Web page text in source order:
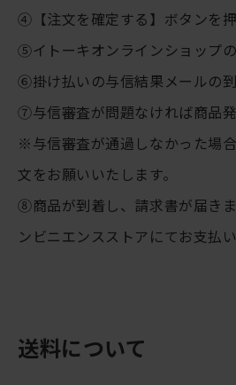
④【注文を確定する】ボタンを
⑤イトーキオンラインショップ
⑥掛け払いの与信結果メールの
⑦与信審査が問題なければ商品発
※与信審査が通過しなかった場
文をお願いいたします。
⑧商品が到着し、請求書が届き
ンビニエンスストアにてお支払
送料について